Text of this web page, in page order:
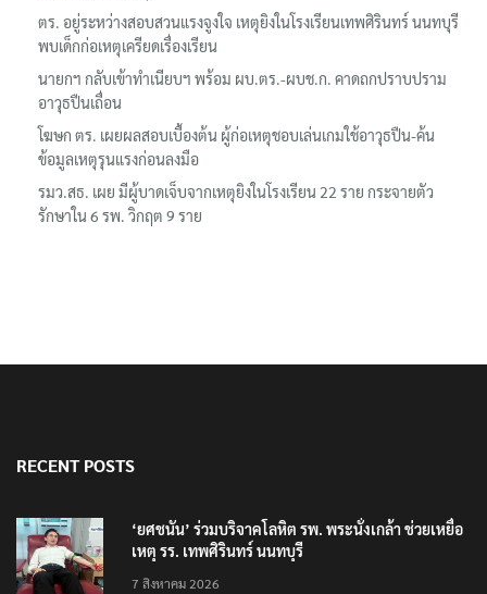
ตร. อยู่ระหว่างสอบสวนแรงจูงใจ เหตุยิงในโรงเรียนเทพศิรินทร์ นนทบุรี
พบเด็กก่อเหตุเครียดเรื่องเรียน
นายกฯ กลับเข้าทำเนียบฯ พร้อม ผบ.ตร.-ผบช.ก. คาดถกปราบปราม
อาวุธปืนเถื่อน
โฆษก ตร. เผยผลสอบเบื้องต้น ผู้ก่อเหตุชอบเล่นเกมใช้อาวุธปืน-ค้น
ข้อมูลเหตุรุนแรงก่อนลงมือ
รมว.สธ. เผย มีผู้บาดเจ็บจากเหตุยิงในโรงเรียน 22 ราย กระจายตัว
รักษาใน 6 รพ. วิกฤต 9 ราย
RECENT POSTS
‘ยศชนัน’ ร่วมบริจาคโลหิต รพ. พระนั่งเกล้า ช่วยเหยื่อ
เหตุ รร. เทพศิรินทร์ นนทบุรี
7 สิงหาคม 2026